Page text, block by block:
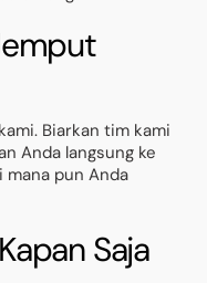
Biarkan tim kami
Anda langsung ke
pun Anda
Saja